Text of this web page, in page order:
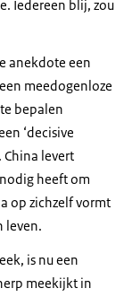
Iedereen blij, zou
anekdote een
meedogenloze
bepalen
‘decisive
China levert
heeft om
op zichzelf vormt
leven.
is nu een
meekijkt in